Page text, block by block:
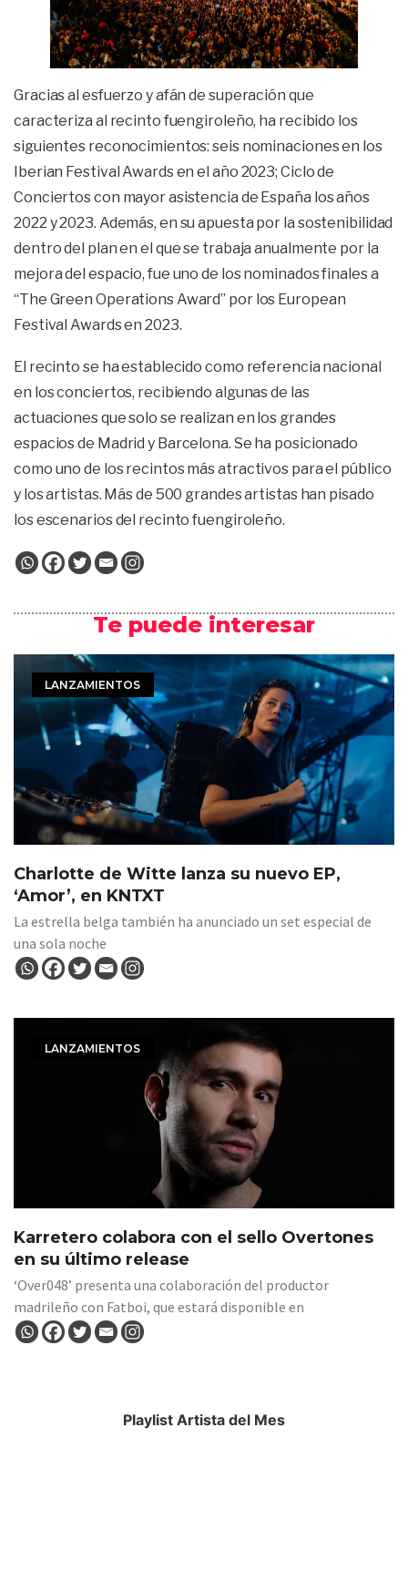
Gracias al esfuerzo y afán de superación que
caracteriza al recinto fuengiroleño, ha recibido los
siguientes reconocimientos: seis nominaciones en los
Iberian Festival Awards en el año 2023; Ciclo de
Conciertos con mayor asistencia de España los años
2022 y 2023. Además, en su apuesta por la sostenibilidad
dentro del plan en el que se trabaja anualmente por la
mejora del espacio, fue uno de los nominados finales a
“The Green Operations Award” por los European
Festival Awards en 2023.
El recinto se ha establecido como referencia nacional
en los conciertos, recibiendo algunas de las
actuaciones que solo se realizan en los grandes
espacios de Madrid y Barcelona. Se ha posicionado
como uno de los recintos más atractivos para el público
y los artistas. Más de 500 grandes artistas han pisado
los escenarios del recinto fuengiroleño.
Te puede interesar
LANZAMIENTOS
Charlotte de Witte lanza su nuevo EP,
‘Amor’, en KNTXT
La estrella belga también ha anunciado un set especial de
una sola noche
LANZAMIENTOS
Karretero colabora con el sello Overtones
en su último release
‘Over048’ presenta una colaboración del productor
madrileño con Fatboi, que estará disponible en
Playlist Artista del Mes